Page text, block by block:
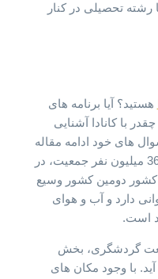
رشته تحصیلی در کنار
هستید؟ آیا برنامه های
با کانادا آشنایی
های خود ادامه مقاله
را مطالعه کنید.کشور کانادا با حدود 36 میلیون نفر جمعیت، در
کشور دومین کشور وسیع
دارد و آب و هوای
است.
گردشگری، بخش
با وجود مکان های